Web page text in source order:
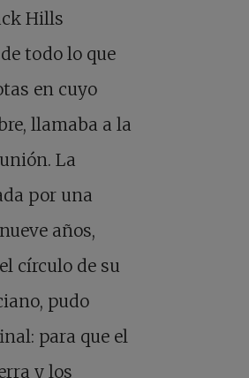
Hills
todo lo que
en cuyo
llamaba a la
La
por una
años,
círculo de su
pudo
para que el
y los